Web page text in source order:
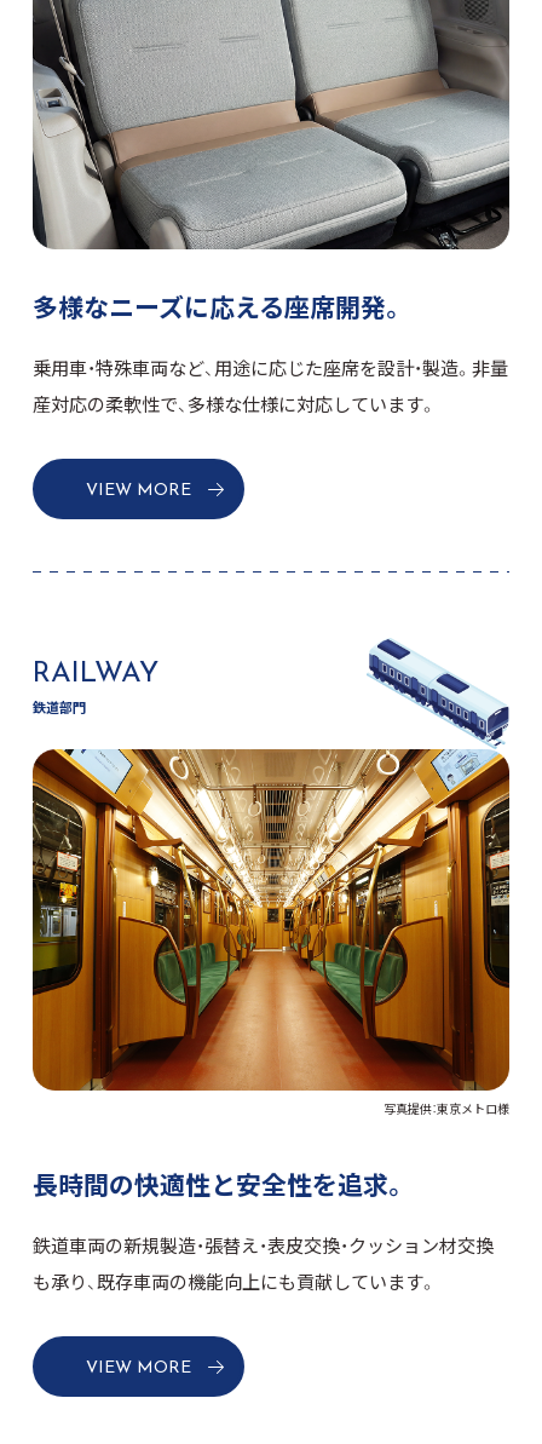
多様なニーズに応える座席開発。
乗用車・特殊車両など、用途に応じた座席を設計・製造。 非量
産対応の柔軟性で、多様な仕様に対応しています。
VIEW MORE
RAILWAY
鉄道部門
写真提供：東京メトロ様
長時間の快適性と安全性を追求。
鉄道車両の新規製造・張替え・表皮交換・クッション材交換
も承り、既存車両の機能向上にも貢献しています。
VIEW MORE